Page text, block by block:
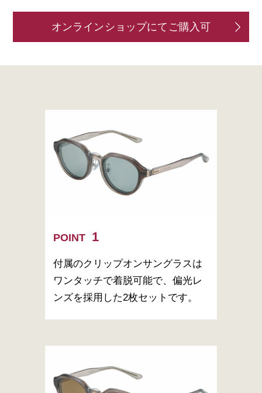
オンラインショップにてご購入可
POINT
付属のクリップオンサングラスは
ワンタッチで着脱可能で、偏光レ
ンズを採用した2枚セットです。